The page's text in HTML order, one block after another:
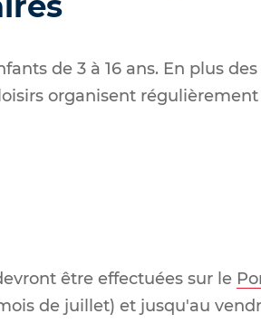
de 3 à 16 ans. En plus des
organisent régulièrement
être effectuées sur le
de juillet) et jusqu'au